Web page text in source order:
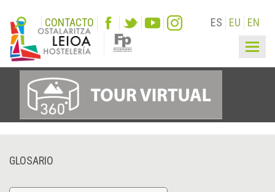
CONTACTO ES EU EN
GLOSARIO